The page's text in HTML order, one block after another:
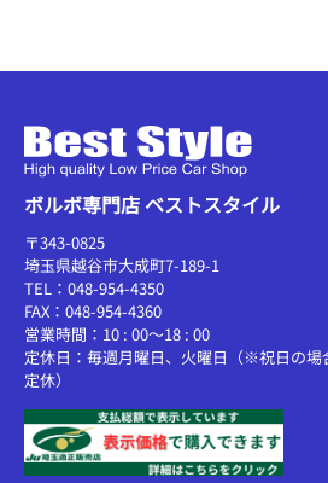
ボルボ専門店 ベストスタイル
〒343-0825
埼玉県越谷市大成町7-189-1
TEL：048-954-4350
FAX：048-954-4360
営業時間：10 : 00～18 : 00
定休日：毎週月曜日、火曜日（※祝日の場
定休）